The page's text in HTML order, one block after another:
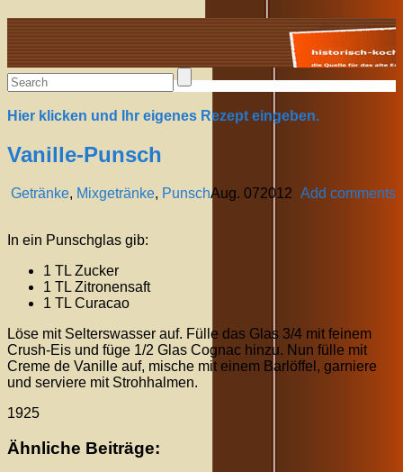
Alte Rezepte online
Hier klicken und Ihr eigenes Rezept eingeben.
Vanille-Punsch
Getränke, Mixgetränke, Punsch Add comments
Aug. 072012
In ein Punschglas gib:
1 TL Zucker
1 TL Zitronensaft
1 TL Curacao
Löse mit Selterswasser auf. Fülle das Glas 3/4 mit feinem
Crush-Eis und füge 1/2 Glas Cognac hinzu. Nun fülle mit
Creme de Vanille auf, mische mit einem Barlöffel, garniere
und serviere mit Strohhalmen.
1925
Ähnliche Beiträge: